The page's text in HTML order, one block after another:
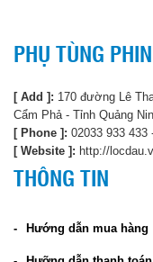
PHỤ TÙNG
[ Add ]: 170 đường Lê
Cẩm Phả - Tỉnh Quảng
[ Phone ]: 02033 933 433
[ Website ]: http://
THÔNG TIN
Hướng dẫn mua hàng